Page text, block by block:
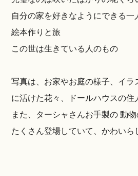
自分の家を好きなようにできる一
絵本作りと旅
この世は生きている人のもの
写真は、お家やお庭の様子、イラ
に活けた花々、ドールハウスの住
また、ターシャさんお手製の 動
たくさん登場していて、かわいら